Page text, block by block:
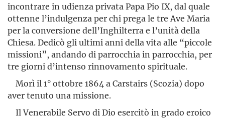
incontrare in udienza privata Papa Pio IX, dal quale
ottenne l’indulgenza per chi prega le tre Ave Maria
per la conversione dell’Inghilterra e l’unità della
Chiesa. Dedicò gli ultimi anni della vita alle “piccole
missioni”, andando di parrocchia in parrocchia, per
tre giorni d’intenso rinnovamento spirituale.
Morì il 1° ottobre 1864 a Carstairs (Scozia) dopo
aver tenuto una missione.
Il Venerabile Servo di Dio esercitò in grado eroico